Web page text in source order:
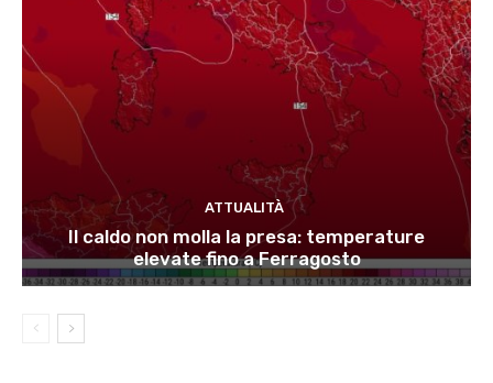
ATTUALITÀ
Il caldo non molla la presa: temperature
elevate fino a Ferragosto